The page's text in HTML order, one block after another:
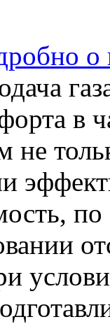
о
в
не
по